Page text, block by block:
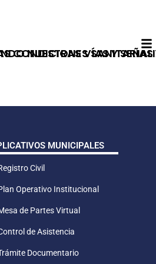
NUESTRAS VÍAS Y
CONDICIONES
MUNICIPALES
Civil
Operativo Institucional
de Partes Virtual
de Asistencia
Documentario